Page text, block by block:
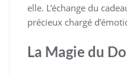
elle. L’échange du
précieux chargé
La Magie du